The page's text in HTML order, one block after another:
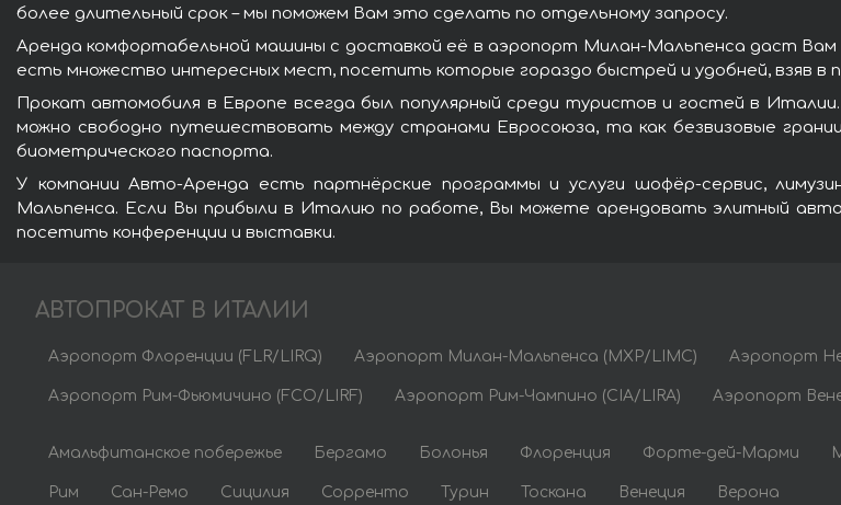
более длительный срок – мы поможем Вам это сделать по отдельному запросу.
Аренда комфортабельной машины с доставкой её в аэропорт Милан-Мальпенса даст
есть множество интересных мест, посетить которые гораздо быстрей и удобней, взяв
Прокат автомобиля в Европе всегда был популярный среди туристов и гостей в
можно свободно путешествовать между странами Евросоюза, та как безвизовые
биометрического паспорта.
У компании Авто-Аренда есть партнёрские программы и услуги шофёр-сервис,
Мальпенса. Если Вы прибыли в Италию по работе, Вы можете арендовать элитный
посетить конференции и выставки.
АВТОПРОКАТ В ИТАЛИИ
Аэропорт Флоренции (FLR/LIRQ) Аэропорт Милан-Мальпенса (MXP/LIMC) Аэропорт
Аэропорт Рим-Фьюмичино (FCO/LIRF) Аэропорт Рим-Чампино (CIA/LIRA) Аэропорт
Амальфитанское побережье Бергамо Болонья Флоренция Форте-дей-Марми
Рим Сан-Ремо Сицилия Сорренто Турин Тоскана Венеция Верона